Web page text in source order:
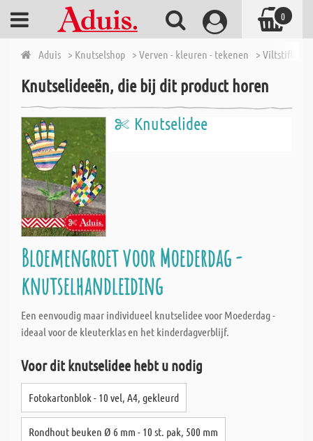
Aduis > Knutselshop > Verven - kleuren - tekenen > Viltstiften
Knutselideeën, die bij dit product horen
Knutselidee
Bloemengroet voor Moederdag -
knutselhandleiding
Een eenvoudig maar individueel knutselidee voor Moederdag -
ideaal voor de kleuterklas en het kinderdagverblijf.
Voor dit knutselidee hebt u nodig
Fotokartonblok - 10 vel, A4, gekleurd
Rondhout beuken Ø 6 mm - 10 st. pak, 500 mm
0